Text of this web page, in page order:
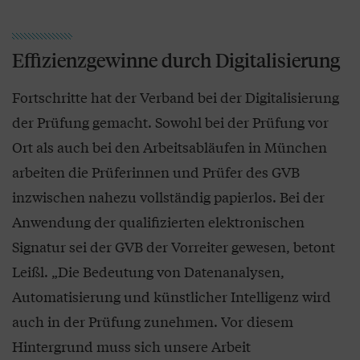
Effizienzgewinne durch Digitalisierung
Fortschritte hat der Verband bei der Digitalisierung
der Prüfung gemacht. Sowohl bei der Prüfung vor
Ort als auch bei den Arbeitsabläufen in München
arbeiten die Prüferinnen und Prüfer des GVB
inzwischen nahezu vollständig papierlos. Bei der
Anwendung der qualifizierten elektronischen
Signatur sei der GVB der Vorreiter gewesen, betont
Leißl. „Die Bedeutung von Datenanalysen,
Automatisierung und künstlicher Intelligenz wird
auch in der Prüfung zunehmen. Vor diesem
Hintergrund muss sich unsere Arbeit